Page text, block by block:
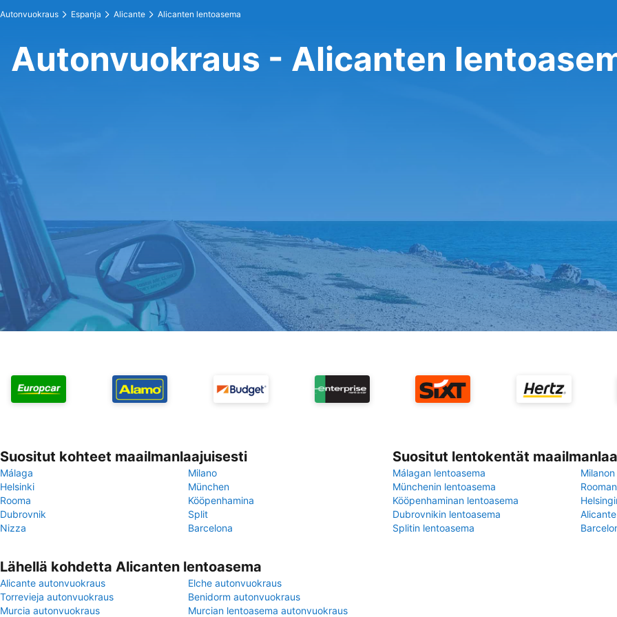
Autonvuokraus Espanja Alicante Alicanten lentoasema
Autonvuokraus - Alicanten
Suositut kohteet maailmanlaajuisesti
Málaga
Milano
Helsinki
München
Rooma
Kööpenhamina
Dubrovnik
Split
Nizza
Barcelona
Suositut lentokentät
Málagan lentoasema
Münchenin lentoasema
Kööpenhaminan lentoasema
Dubrovnikin lentoasema
Splitin lentoasema
Lähellä kohdetta Alicanten lentoasema
Alicante autonvuokraus
Elche autonvuokraus
Torrevieja autonvuokraus
Benidorm autonvuokraus
Murcia autonvuokraus
Murcian lentoasema autonvuokraus